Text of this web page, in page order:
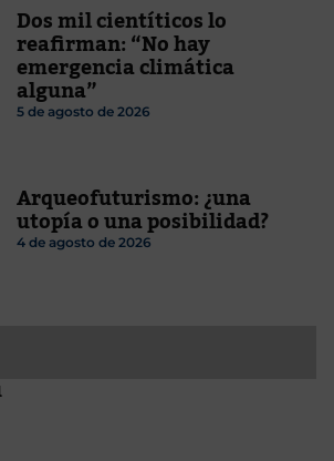
Dos mil cientíticos lo
reafirman: “No hay
emergencia climática
alguna”
5 de agosto de 2026
Arqueofuturismo: ¿una
utopía o una posibilidad?
4 de agosto de 2026